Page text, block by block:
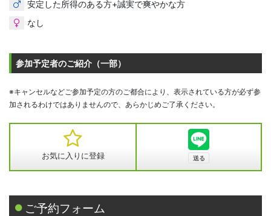
安定した所得のある方+誠実で爽やかな方
なし
参加予定者のご紹介（一部）
※キャンセルなどご参加予定の方のご都合により、表示されている方が必ず参
加されるわけではありませんので、あらかじめご了承ください。
お気に入りに登録
ご予約フォーム